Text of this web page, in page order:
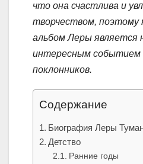
что она счастлива и
творчеством, поэтому
альбом Леры является
интересным событием
поклонников.
Содержание
Биография Леры
Детство
Ранние годы